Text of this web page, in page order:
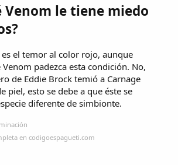
Venom le tiene miedo
el temor al color rojo, aunque
padezca esta condición. No,
de Eddie Brock temió a Carnage
piel, esto se debe a que éste se
diferente de simbionte.
en codigoespagueti.com